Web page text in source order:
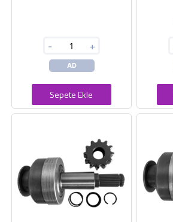
- +
AD
Sepete Ekle